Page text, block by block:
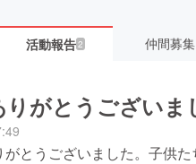
活動報告2 仲間募集
がとうございま
とうございました。子供